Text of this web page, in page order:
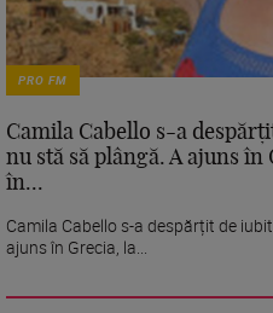
PRO FM
Camila Cabello s-a
nu stă să plângă. A ajuns în
în...
Camila Cabello s-a despărțit de
ajuns în Grecia, la...